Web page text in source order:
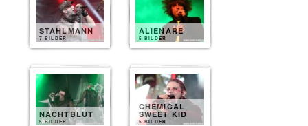
STAHLMANN
7 BILDER
ALIENARE
5 BILDER
NACHTBLUT
5 BILDER
CHEMICAL
SWEET KID
5 BILDER